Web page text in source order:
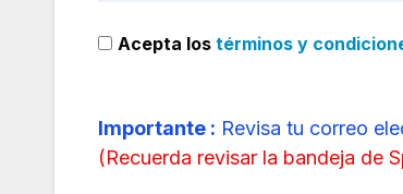
Acepta los términos y
Importante : Revisa tu correo
(Recuerda revisar la bandeja de